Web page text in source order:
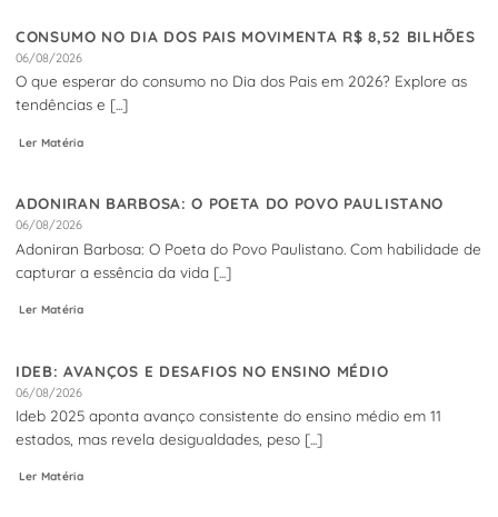
CONSUMO NO DIA DOS PAIS MOVIMENTA R$ 8,52 BILHÕES
06/08/2026
O que esperar do consumo no Dia dos Pais em 2026? Explore as
tendências e [...]
Ler Matéria
ADONIRAN BARBOSA: O POETA DO POVO PAULISTANO
06/08/2026
Adoniran Barbosa: O Poeta do Povo Paulistano. Com habilidade de
capturar a essência da vida [...]
Ler Matéria
IDEB: AVANÇOS E DESAFIOS NO ENSINO MÉDIO
06/08/2026
Ideb 2025 aponta avanço consistente do ensino médio em 11
estados, mas revela desigualdades, peso [...]
Ler Matéria